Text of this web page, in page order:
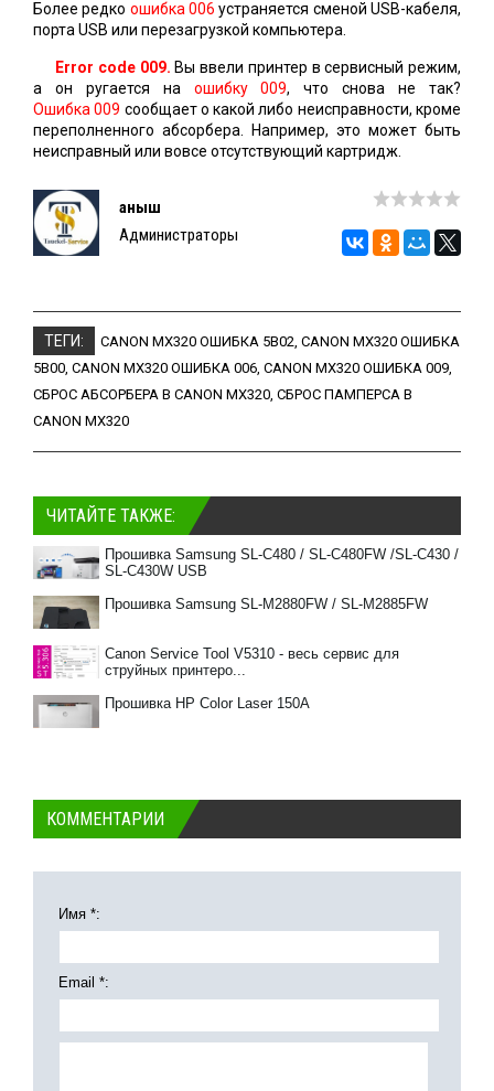
Более редко ошибка 006 устраняется сменой USB-кабеля,
порта USB или перезагрузкой компьютера.
Error code 009. Вы ввели принтер в сервисный режим,
а он ругается на ошибку 009, что снова не так?
Ошибка 009 сообщает о какой либо неисправности, кроме
переполненного абсорбера. Например, это может быть
неисправный или вовсе отсутствующий картридж.
Қаныш
Администраторы
ТЕГИ: CANON MX320 ОШИБКА 5B02, CANON MX320 ОШИБКА
5B00, CANON MX320 ОШИБКА 006, CANON MX320 ОШИБКА 009,
СБРОС АБСОРБЕРА В CANON MX320, СБРОС ПАМПЕРСА В
CANON MX320
ЧИТАЙТЕ ТАКЖЕ:
Прошивка Samsung SL-C480 / SL-C480FW /SL-C430 /
SL-C430W USB
Прошивка Samsung SL-M2880FW / SL-M2885FW
Canon Service Tool V5310 - весь сервис для
струйных принтеро...
Прошивка HP Color Laser 150A
КОММЕНТАРИИ
Имя *:
Email *: